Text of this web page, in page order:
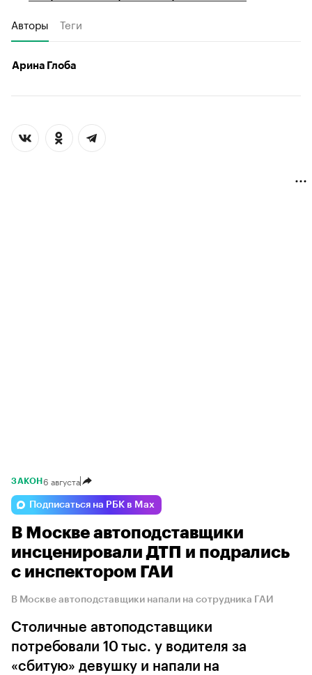
Авторы Теги
Арина Глоба
ЗАКОН 6 августа
Подписаться на РБК в Max
В Москве автоподставщики
инсценировали ДТП и подрались
с инспектором ГАИ
В Москве автоподставщики напали на сотрудника ГАИ
Столичные автоподставщики
потребовали 10 тыс. у водителя за
«сбитую» девушку и напали на